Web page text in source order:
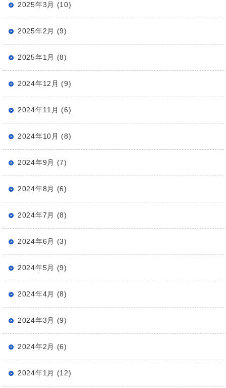
2025年3月 (10)
2025年2月 (9)
2025年1月 (8)
2024年12月 (9)
2024年11月 (6)
2024年10月 (8)
2024年9月 (7)
2024年8月 (6)
2024年7月 (8)
2024年6月 (3)
2024年5月 (9)
2024年4月 (8)
2024年3月 (9)
2024年2月 (6)
2024年1月 (12)